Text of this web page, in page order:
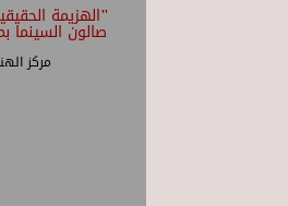
"الهزيمة
صالون السينما
مركز